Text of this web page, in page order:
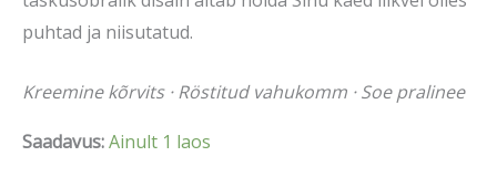
puhtad ja niisutatud.
Kreemine kõrvits · Röstitud vahukomm · Soe pralinee
Saadavus:Ainult 1 laos